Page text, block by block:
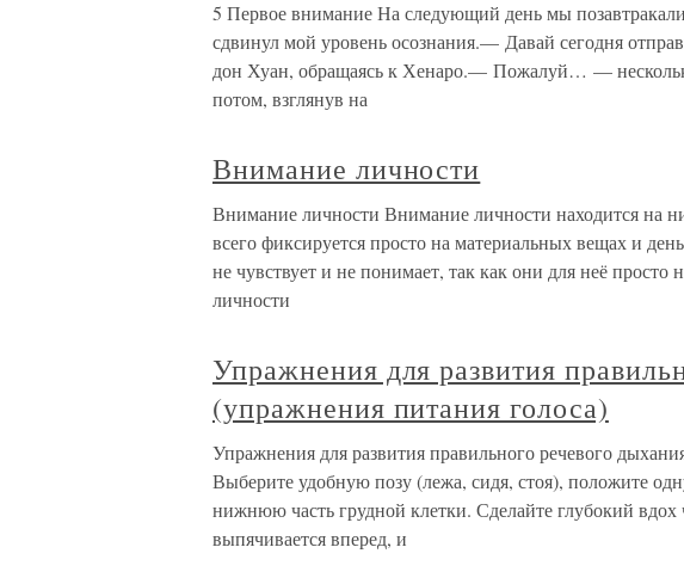
5 Первое внимание На следующий день мы
сдвинул мой уровень осознания.— Давай сегодня
дон Хуан, обращаясь к Хенаро.— Пожалуй… —
потом, взглянув на
Внимание личности
Внимание личности Внимание личности находится на
всего фиксируется просто на материальных вещах и
не чувствует и не понимает, так как они для неё просто
личности
Упражнения для развития
(упражнения питания голоса)
Упражнения для развития правильного речевого
Выберите удобную позу (лежа, сидя, стоя), положите
нижнюю часть грудной клетки. Сделайте глубокий вдох
выпячивается вперед, и